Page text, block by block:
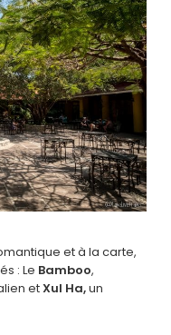
et à la carte,
: Le Bamboo,
etXul Ha,un